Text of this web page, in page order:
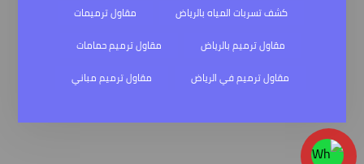
كشف تسربات المياه بالرياض
مقاول ترميمات
مقاول ترميم بالرياض
مقاول ترميم حمامات
مقاول ترميم في الرياض
مقاول ترميم مباني